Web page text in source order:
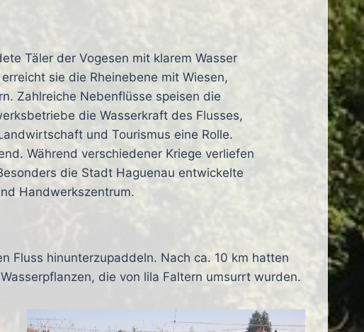
Täler der Vogesen mit klarem Wasser
sie die Rheinebene mit Wiesen,
Zahlreiche Nebenflüsse speisen die
die Wasserkraft des Flusses,
und Tourismus eine Rolle.
Während verschiedener Kriege verliefen
die Stadt Haguenau entwickelte
Handwerkszentrum.
Fluss hinunterzupaddeln. Nach ca. 10 km hatten
die von lila Faltern umsurrt wurden.